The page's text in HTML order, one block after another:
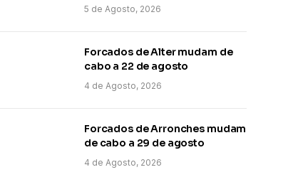
5 de Agosto, 2026
Forcados de Alter mudam de
cabo a 22 de agosto
4 de Agosto, 2026
Forcados de Arronches mudam
de cabo a 29 de agosto
4 de Agosto, 2026